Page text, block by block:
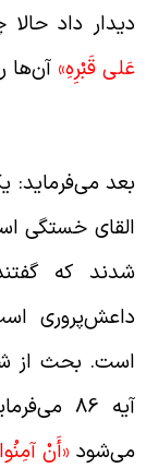
داد حالا
قَبْرِهِ»آن‌ها را
می‌فرماید:
خستگی
که
بحث از
آیه‌ 86
« أَنْ آمِنُوا